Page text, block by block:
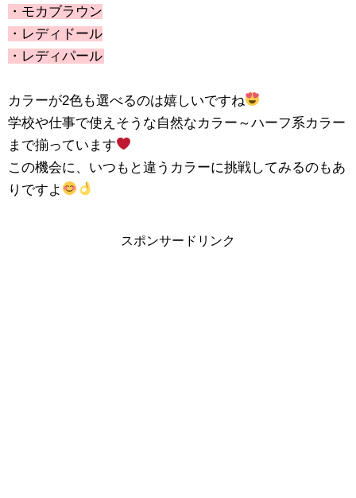
・モカブラウン
・レディドール
・レディパール
カラーが2色も選べるのは嬉しいですね
学校や仕事で使えそうな自然なカラー～ハーフ系カラー
まで揃っています
この機会に、いつもと違うカラーに挑戦してみるのもあ
りですよ
スポンサードリンク